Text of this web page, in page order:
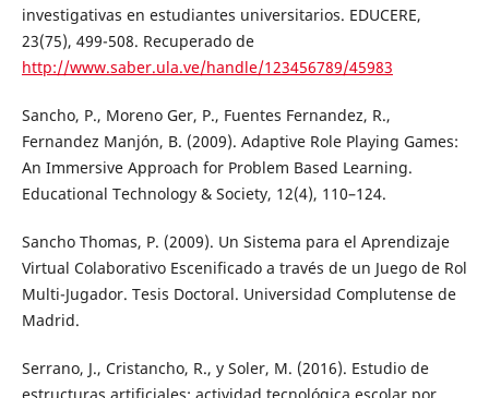
investigativas en estudiantes universitarios. EDUCERE,
23(75), 499-508. Recuperado de
http://www.saber.ula.ve/handle/123456789/45983
Sancho, P., Moreno Ger, P., Fuentes Fernandez, R.,
Fernandez Manjón, B. (2009). Adaptive Role Playing Games:
An Immersive Approach for Problem Based Learning.
Educational Technology & Society, 12(4), 110–124.
Sancho Thomas, P. (2009). Un Sistema para el Aprendizaje
Virtual Colaborativo Escenificado a través de un Juego de Rol
Multi-Jugador. Tesis Doctoral. Universidad Complutense de
Madrid.
Serrano, J., Cristancho, R., y Soler, M. (2016). Estudio de